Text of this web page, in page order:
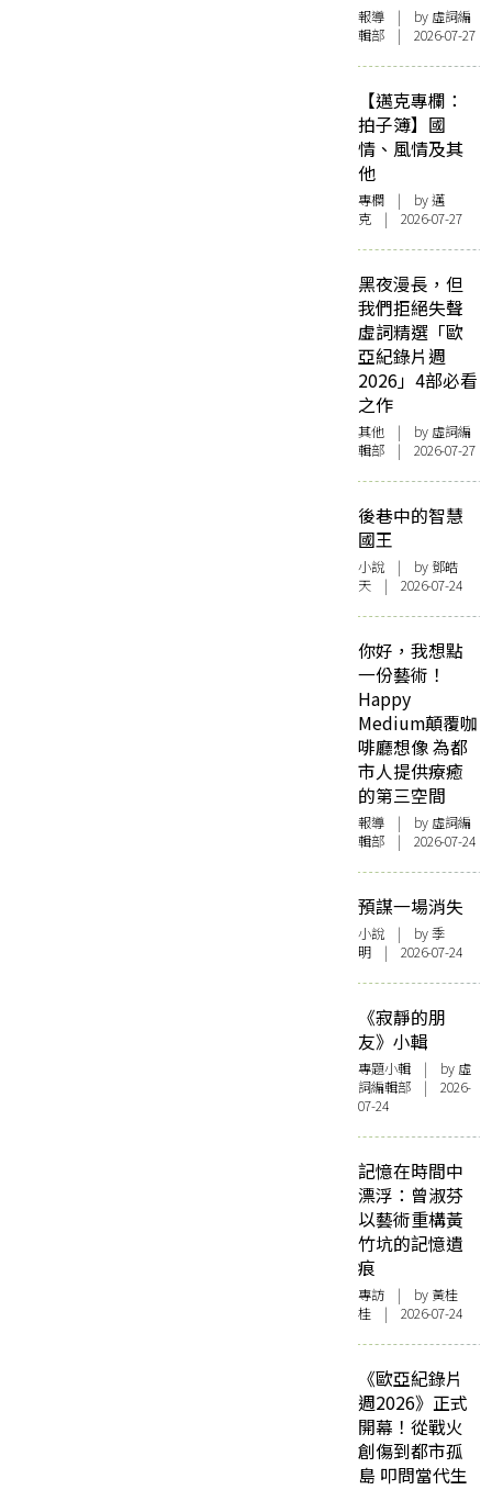
報導 | by 虛詞編
輯部 | 2026-07-27
【邁克專欄：
拍子簿】國
情、風情及其
他
專欄 | by邁
克 | 2026-07-27
黑夜漫長，但
我們拒絕失聲
虛詞精選「歐
亞紀錄片週
2026」4部必看
之作
其他 | by 虛詞編
輯部 | 2026-07-27
後巷中的智慧
國王
小說 | by 鄧皓
天 | 2026-07-24
你好，我想點
一份藝術！
Happy
Medium顛覆咖
啡廳想像 為都
市人提供療癒
的第三空間
報導 | by 虛詞編
輯部 | 2026-07-24
預謀一場消失
小說 | by 季
明 | 2026-07-24
《寂靜的朋
友》小輯
專題小輯 | by 虛
詞編輯部 | 2026-
07-24
記憶在時間中
漂浮：曾淑芬
以藝術重構黃
竹坑的記憶遺
痕
專訪 | by 黃桂
桂 | 2026-07-24
《歐亞紀錄片
週2026》正式
開幕！從戰火
創傷到都市孤
島 叩問當代生